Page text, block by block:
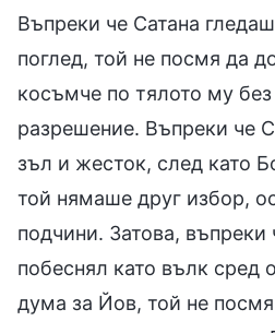
Въпреки че Сатана
поглед, той не посмя да
косъмче по тялото му
разрешение. Въпреки че
зъл и жесток, след като
той нямаше друг избор,
подчини. Затова,
побеснял като вълк сред
дума за Йов, той не